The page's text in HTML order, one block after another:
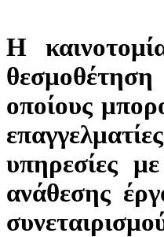
Η
οποίους
υπηρεσίες
ανάθεσης